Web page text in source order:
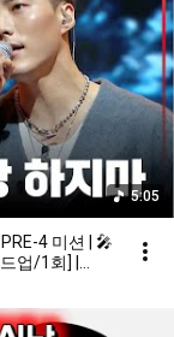
5:05
4 미션 | 🎤
업/1회] |